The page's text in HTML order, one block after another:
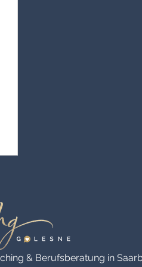
& Berufsberatung in